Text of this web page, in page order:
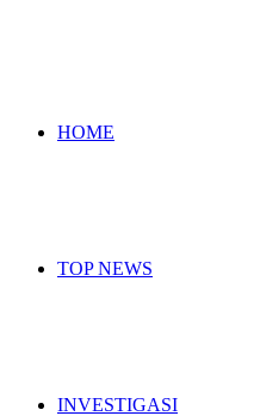
HOME
TOP NEWS
INVESTIGASI